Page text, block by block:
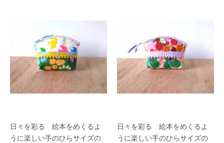
日々を彩る 絵本をめくるよ
うに楽しい手のひらサイズの
日々を彩る 絵本をめくるよ
うに楽しい手のひらサイズの